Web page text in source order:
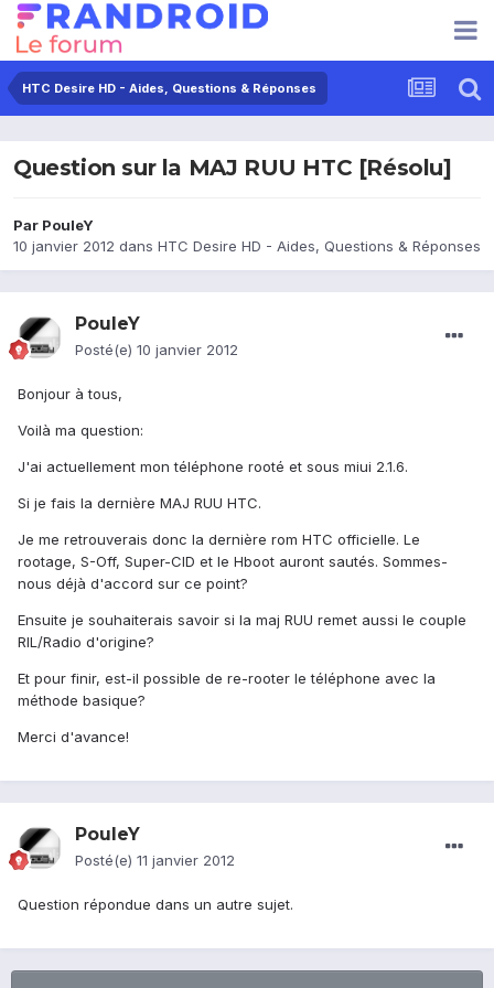
HTC Desire HD - Aides, Questions & Réponses
Question sur la MAJ RUU HTC [Résolu]
Par PouleY
10 janvier 2012 dans HTC Desire HD - Aides, Questions & Réponses
PouleY
Posté(e) 10 janvier 2012
Bonjour à tous,
Voilà ma question:
J'ai actuellement mon téléphone rooté et sous miui 2.1.6.
Si je fais la dernière MAJ RUU HTC.
Je me retrouverais donc la dernière rom HTC officielle. Le
rootage, S-Off, Super-CID et le Hboot auront sautés. Sommes-
nous déjà d'accord sur ce point?
Ensuite je souhaiterais savoir si la maj RUU remet aussi le couple
RIL/Radio d'origine?
Et pour finir, est-il possible de re-rooter le téléphone avec la
méthode basique?
Merci d'avance!
PouleY
Posté(e) 11 janvier 2012
Question répondue dans un autre sujet.